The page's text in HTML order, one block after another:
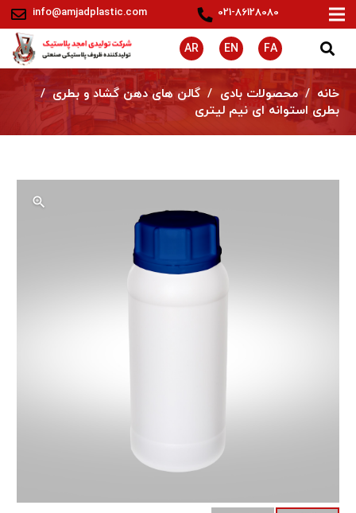
021-86128080
info@amjadplastic.com
FA
EN
AR
خانه / محصولات بادی / گالن های دهن گشاد و بطری /
بطری استوانه ای نيم ليتری